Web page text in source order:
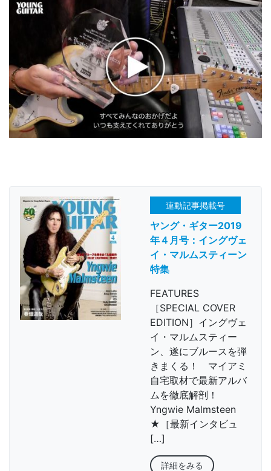
連動記事掲載号
ヤング・ギター2019
年４月号：イングヴェ
イ・マルムスティーン
特集
FEATURES
［SPECIAL COVER
EDITION］イングヴェ
イ・マルムスティー
ン、遂にブルースを弾
きまくる！ マイアミ
自宅取材で最新アルバ
ムを徹底解剖！
Yngwie Malmsteen
★［最新インタビュ
[…]
詳細をみる